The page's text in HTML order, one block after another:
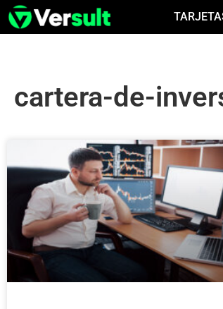
cartera-de-